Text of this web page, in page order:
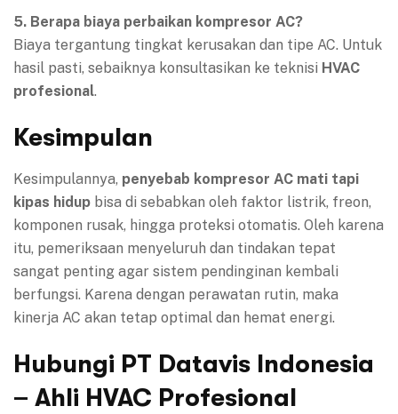
5. Berapa biaya perbaikan kompresor AC?
Biaya tergantung tingkat kerusakan dan tipe AC. Untuk
hasil pasti, sebaiknya konsultasikan ke teknisi HVAC
profesional.
Kesimpulan
Kesimpulannya, penyebab kompresor AC mati tapi
kipas hidup bisa di sebabkan oleh faktor listrik, freon,
komponen rusak, hingga proteksi otomatis. Oleh karena
itu, pemeriksaan menyeluruh dan tindakan tepat
sangat penting agar sistem pendinginan kembali
berfungsi. Karena dengan perawatan rutin, maka
kinerja AC akan tetap optimal dan hemat energi.
Hubungi PT Datavis Indonesia
– Ahli HVAC Profesional